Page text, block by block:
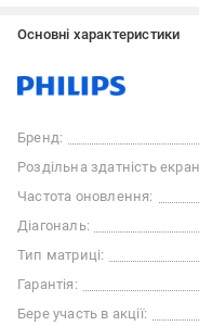
Основні характеристики
Бренд:
Роздільна здатність
Частота оновлення:
Діагональ:
Тип матриці:
Гарантія:
Бере участь в акції: